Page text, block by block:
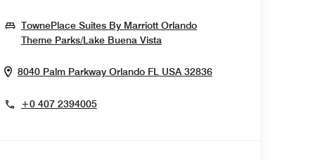
TownePlace Suites By Marriott Orlando
Theme Parks/Lake Buena VistaOpens In New Window
8040 Palm Parkway Orlando FL USA 32836Opens In New Window
+0 407 2394005